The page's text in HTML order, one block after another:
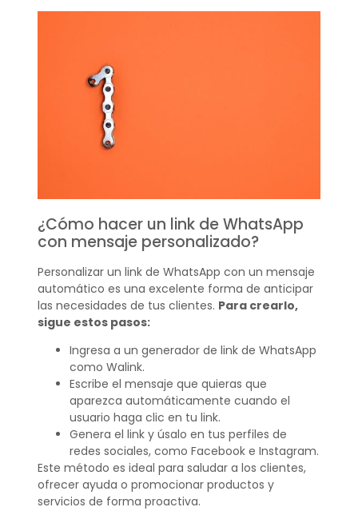
¿Cómo hacer un link de WhatsApp
con mensaje personalizado?
Personalizar un link de WhatsApp con un mensaje
automático es una excelente forma de anticipar
las necesidades de tus clientes. Para crearlo,
sigue estos pasos:
Ingresa a un generador de link de WhatsApp
como Walink.
Escribe el mensaje que quieras que
aparezca automáticamente cuando el
usuario haga clic en tu link.
Genera el link y úsalo en tus perfiles de
redes sociales, como Facebook e Instagram.
Este método es ideal para saludar a los clientes,
ofrecer ayuda o promocionar productos y
servicios de forma proactiva.